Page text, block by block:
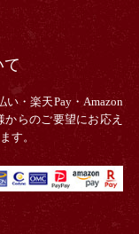
て
い・楽天Pay・Amazon
からのご要望にお応え
す。